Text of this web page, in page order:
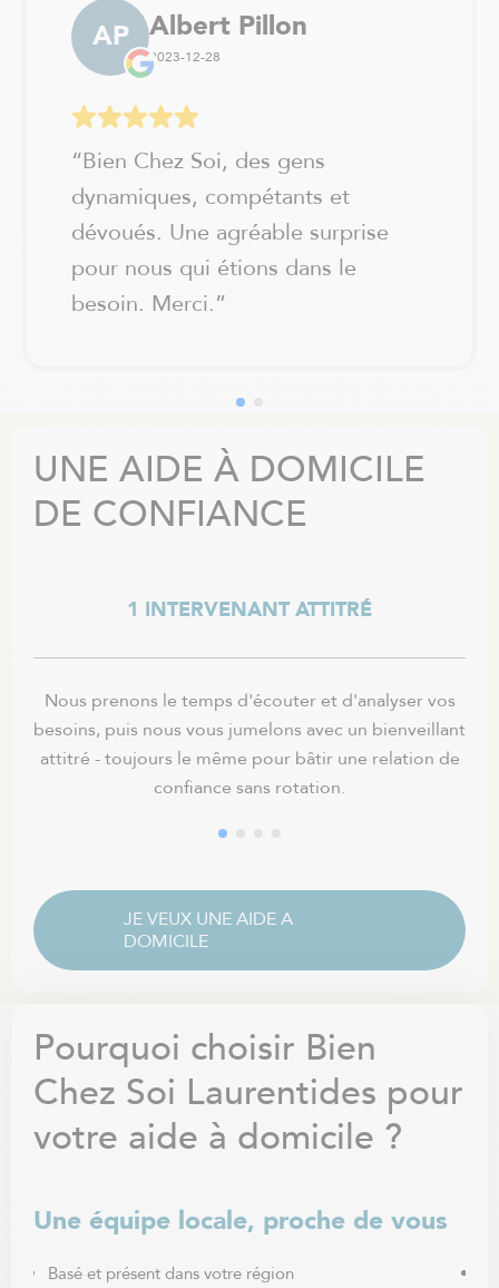
AP Albert Pillon
2023-12-28
“Bien Chez Soi, des gens
dynamiques, compétants et
dévoués. Une agréable surprise
pour nous qui étions dans le
besoin. Merci.”
UNE AIDE À DOMICILE
DE CONFIANCE
1 INTERVENANT ATTITRÉ
Nous prenons le temps d'écouter et d'analyser vos
besoins, puis nous vous jumelons avec un bienveillant
attitré - toujours le même pour bâtir une relation de
confiance sans rotation.
JE VEUX UNE AIDE A
DOMICILE
Pourquoi choisir Bien
Chez Soi Laurentides pour
votre aide à domicile ?
Une équipe locale, proche de vous
Basé et présent dans votre région